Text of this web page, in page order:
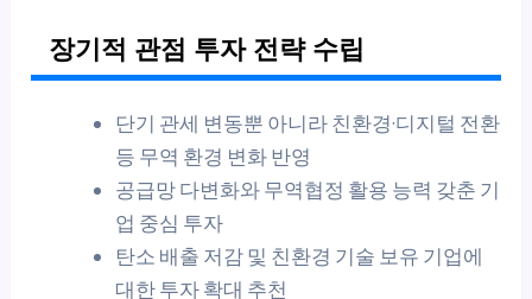
장기적 관점 투자 전략 수립
단기 관세 변동뿐 아니라 친환경·디지털 전환
등 무역 환경 변화 반영
공급망 다변화와 무역협정 활용 능력 갖춘 기
업 중심 투자
탄소 배출 저감 및 친환경 기술 보유 기업에
대한 투자 확대 추천